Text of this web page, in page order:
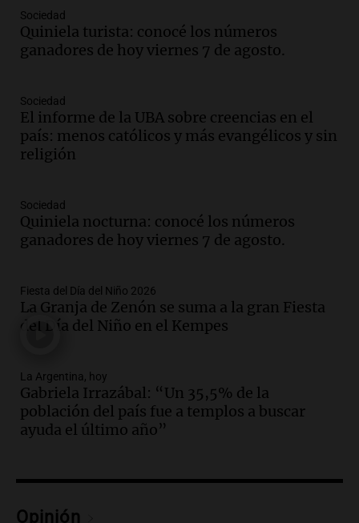
Panorama Federal
Episodios
Audio. Río Gallegos reporta frío extremo
Panorama Federal
Episodios
Audio.La justicia reconoce al COVID
como enfermedad laboral tras la muerte
Panorama Federal
Episodios
Audio. Aumento de tarifas de luz en San
Panorama Federal
Episodios
Gabriela Irrazábal: “Un 35,5% de
buscar ayuda el último año”
La Argentina, hoy
Episodios
Audio."Algo pasó al aterrizar": dudas
Episodios
Sociedad
Quiniela turista: conocé los números
ganadores de hoy viernes 7 de agosto.
Sociedad
El informe de la UBA sobre creencias en el
país: menos católicos y más evangélicos y sin
religión
Sociedad
Quiniela nocturna: conocé los números
ganadores de hoy viernes 7 de agosto.
Fiesta del Día del Niño 2026
La Granja de Zenón se suma a la gran Fiesta
del Día del Niño en el Kempes
La Argentina, hoy
Gabriela Irrazábal: “Un 35,5% de la
población del país fue a templos a buscar
ayuda el último año”
Opinión